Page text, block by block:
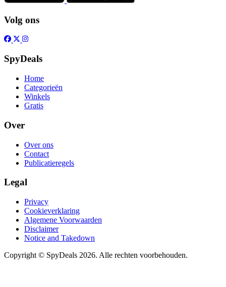
Volg ons
SpyDeals
Home
Categorieën
Winkels
Gratis
Over
Over ons
Contact
Publicatieregels
Legal
Privacy
Cookieverklaring
Algemene Voorwaarden
Disclaimer
Notice and Takedown
Copyright © SpyDeals 2026. Alle rechten voorbehouden.